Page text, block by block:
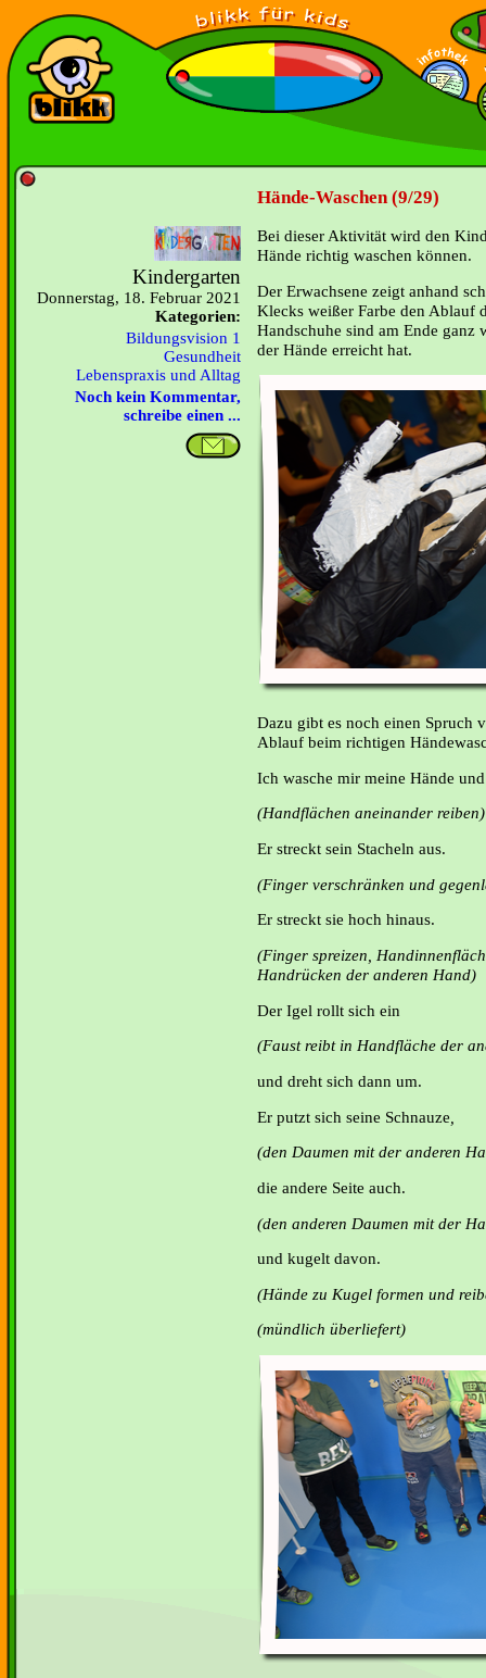
Hände-Waschen (9/29)
Kindergarten
Donnerstag, 18. Februar 2021
Kategorien:
Bildungsvision 1
Gesundheit
Lebenspraxis und Alltag
Noch kein Kommentar,
schreibe einen ...
Bei dieser Aktivität wird den
Hände richtig waschen können.
Der Erwachsene zeigt anhand
Klecks weißer Farbe den Ablauf
Handschuhe sind am Ende ganz
der Hände erreicht hat.
Dazu gibt es noch einen Spruch
Ablauf beim richtigen
Ich wasche mir meine Hände
(Handflächen aneinander reiben)
Er streckt sein Stacheln aus.
(Finger verschränken und
Er streckt sie hoch hinaus.
(Finger spreizen,
Handrücken der anderen Hand)
Der Igel rollt sich ein
(Faust reibt in Handfläche der
und dreht sich dann um.
Er putzt sich seine Schnauze
(den Daumen mit der anderen
die andere Seite auch.
(den anderen Daumen mit der
und kugelt davon.
(Hände zu Kugel formen und
(mündlich überliefert)